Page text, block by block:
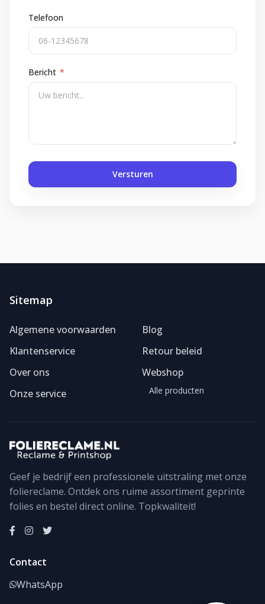
Telefoon
Bericht *
Versturen
Sitemap
Algemene voorwaarden
Klantenservice
Over ons
Onze service
Blog
Retour beleid
Webshop
Alle producten
Geef je bedrijf een professionele uitstraling met onze
foliereclame. Ontdek ons ruime assortiment geprinte
folies en bestel direct online. Topkwaliteit!
Contact
WhatsApp
Foliereclame
Meestal binnen een dag